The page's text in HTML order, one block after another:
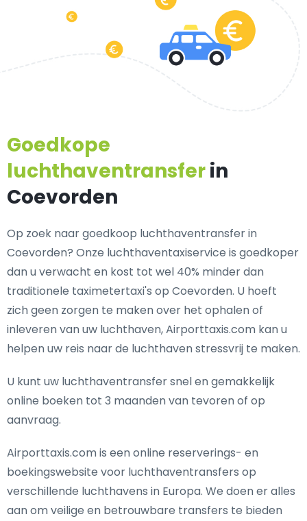
Goedkope
luchthaventransferin
Coevorden
Op zoek naar goedkoop luchthaventransfer in
Coevorden? Onze luchthaventaxiservice is goedkoper
dan u verwacht en kost tot wel 40% minder dan
traditionele taximetertaxi's op Coevorden. U hoeft
zich geen zorgen te maken over het ophalen of
inleveren van uw luchthaven, Airporttaxis.com kan u
helpen uw reis naar de luchthaven stressvrij te maken.
U kunt uw luchthaventransfer snel en gemakkelijk
online boeken tot 3 maanden van tevoren of op
aanvraag.
Airporttaxis.com is een online reserverings- en
boekingswebsite voor luchthaventransfers op
verschillende luchthavens in Europa. We doen er alles
aan om veilige en betrouwbare transfers te bieden